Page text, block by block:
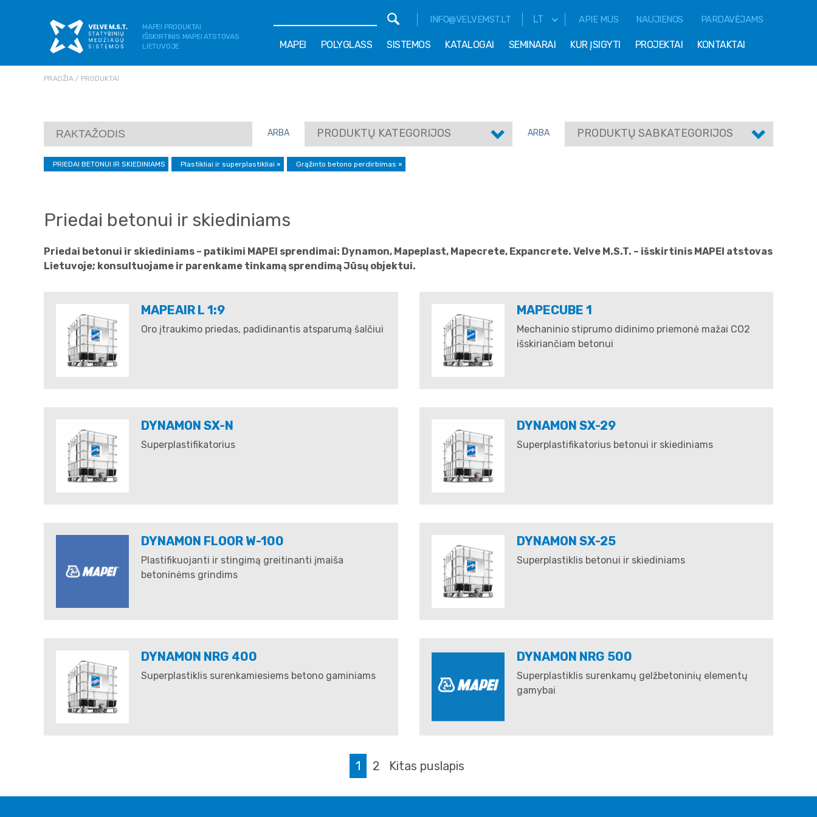
MAPEI PRODUKTAI
IŠSKIRTINIS MAPEI ATSTOVAS
LIETUVOJE
APIE MUS NAUJIENOS PARDAVĖJAMS
LT
INFO@VELVEMST.LT
MAPEI POLYGLASS SISTEMOS KATALOGAI SEMINARAI KUR ĮSIGYTI PROJEKTAI KONTAKTAI
PRADŽIA PRODUKTAI
ARBA PRODUKTŲ KATEGORIJOS ARBA PRODUKTŲ SABKATEGORIJOS
PRIEDAI BETONUI IR SKIEDINIAMS Plastikliai ir superplastikliai × Grąžinto betono perdirbimas ×
Priedai betonui ir skiediniams
Priedai betonui ir skiediniams – patikimi MAPEI sprendimai: Dynamon, Mapeplast, Mapecrete, Expancrete. Velve M.S.T. – išskirtinis MAPEI atstovas
Lietuvoje; konsultuojame ir parenkame tinkamą sprendimą Jūsų objektui.
MAPEAIR L 1:9
Oro įtraukimo priedas, padidinantis atsparumą šalčiui
MAPECUBE 1
Mechaninio stiprumo didinimo priemonė mažai CO2
išskiriančiam betonui
DYNAMON SX-N
Superplastifikatorius
DYNAMON SX-29
Superplastifikatorius betonui ir skiediniams
DYNAMON FLOOR W-100
Plastifikuojanti ir stingimą greitinanti įmaiša
betoninėms grindims
DYNAMON SX-25
Superplastiklis betonui ir skiediniams
DYNAMON NRG 400
Superplastiklis surenkamiesiems betono gaminiams
DYNAMON NRG 500
Superplastiklis surenkamų gelžbetoninių elementų
gamybai
1 2 Kitas puslapis